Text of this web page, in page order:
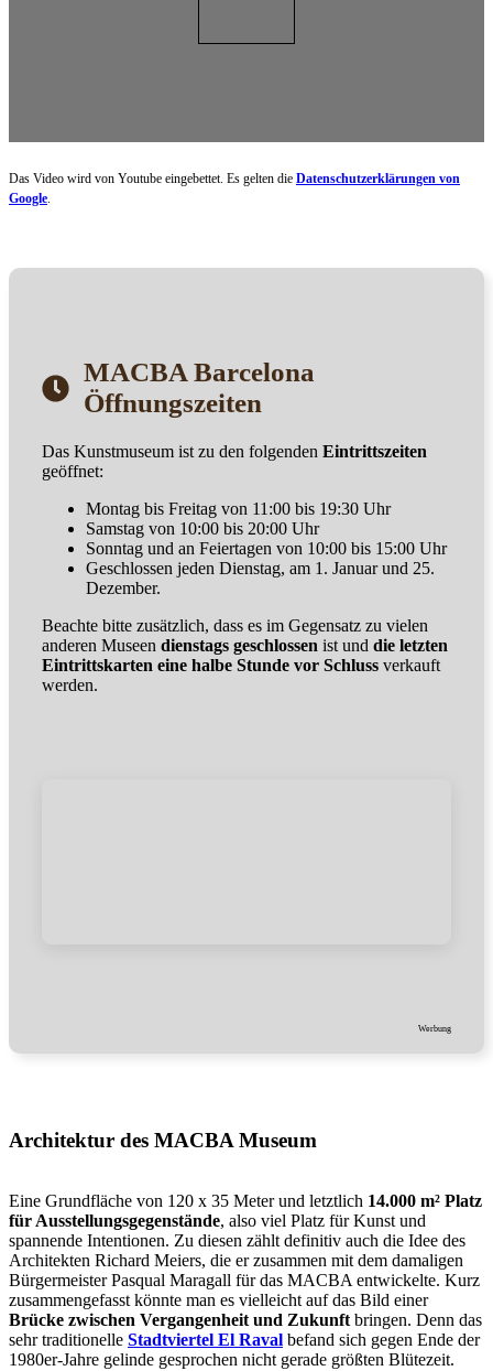
Das Video wird von Youtube eingebettet. Es gelten die Datenschutzerklärungen von
Google.
MACBA Barcelona
Öffnungszeiten
Das Kunstmuseum ist zu den folgenden Eintrittszeiten
geöffnet:
Montag bis Freitag von 11:00 bis 19:30 Uhr
Samstag von 10:00 bis 20:00 Uhr
Sonntag und an Feiertagen von 10:00 bis 15:00 Uhr
Geschlossen jeden Dienstag, am 1. Januar und 25.
Dezember.
Beachte bitte zusätzlich, dass es im Gegensatz zu vielen
anderen Museen dienstags geschlossen ist und die letzten
Eintrittskarten eine halbe Stunde vor Schluss verkauft
werden.
Werbung
Architektur des MACBA Museum
Eine Grundfläche von 120 x 35 Meter und letztlich 14.000 m² Platz
für Ausstellungsgegenstände, also viel Platz für Kunst und
spannende Intentionen. Zu diesen zählt definitiv auch die Idee des
Architekten Richard Meiers, die er zusammen mit dem damaligen
Bürgermeister Pasqual Maragall für das MACBA entwickelte. Kurz
zusammengefasst könnte man es vielleicht auf das Bild einer
Brücke zwischen Vergangenheit und Zukunft bringen. Denn das
sehr traditionelle Stadtviertel El Raval befand sich gegen Ende der
1980er-Jahre gelinde gesprochen nicht gerade größten Blütezeit.